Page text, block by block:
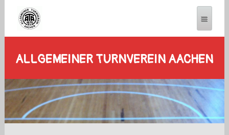
ALLGEMEINER TURNVEREIN AACHEN